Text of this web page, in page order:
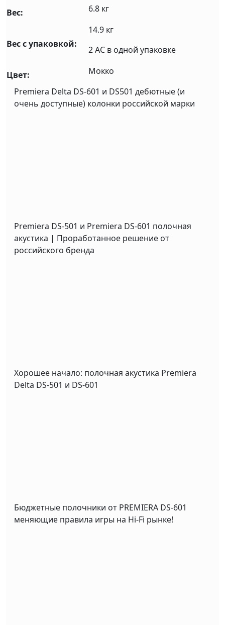
Вес: 6.8 кг
Вес с упаковкой:
14.9 кг
2 АС в одной упаковке
Цвет:
Мокко
Premiera Delta DS-601 и DS501 дебютные (и
очень доступные) колонки российской марки
Premiera DS-501 и Premiera DS-601 полочная
акустика | Проработанное решение от
российского бренда
Хорошее начало: полочная акустика Premiera
Delta DS-501 и DS-601
Бюджетные полочники от PREMIERA DS-601
меняющие правила игры на Hi-Fi рынке!